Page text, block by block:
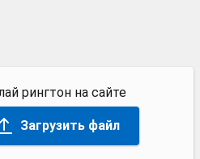
рингтон на сайте
Загрузить файл